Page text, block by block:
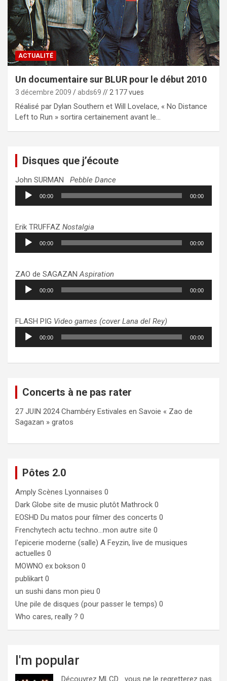
ACTUALITÉ
Un documentaire sur BLUR pour le début 2010
3 décembre 2009 abds69 // 2 177 vues
Réalisé par Dylan Southern et Will Lovelace, « No Distance
Left to Run » sortira certainement avant le…
Disques que j’écoute
John SURMAN Pebble Dance
Lecteur
audio
00:00 00:00
Erik TRUFFAZ Nostalgia
Lecteur
audio
00:00 00:00
ZAO de SAGAZANAspiration
Lecteur
audio
00:00 00:00
FLASH PIG Video games (cover Lana del Rey)
Lecteur
audio
00:00 00:00
Concerts à ne pas rater
27 JUIN 2024 Chambéry Estivales en Savoie « Zao de
Sagazan » gratos
Pôtes 2.0
Amply Scènes Lyonnaises 0
Dark Globe site de music plutôt Mathrock 0
EOSHD Du matos pour filmer des concerts 0
Frenchytech actu techno…mon autre site 0
l'epicerie moderne (salle) A Feyzin, live de musiques
actuelles 0
MOWNO ex bokson 0
publikart 0
un sushi dans mon pieu 0
Une pile de disques (pour passer le temps) 0
Who cares, really ? 0
I'm popular
Découvrez MLCD… vous ne le regretterez pas